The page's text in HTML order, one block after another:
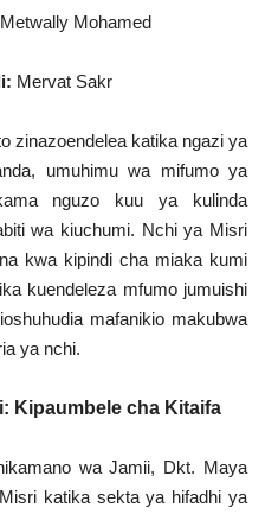
Mohamed
Mervat Sakr
zinazoendelea katika ngazi ya
umuhimu wa mifumo ya
nguzo kuu ya kulinda
wa kiuchumi. Nchi ya Misri
kwa kipindi cha miaka kumi
kuendeleza mfumo jumuishi
mafanikio makubwa
ya nchi.
Kipaumbele cha Kitaifa
wa Jamii, Dkt. Maya
katika sekta ya hifadhi ya